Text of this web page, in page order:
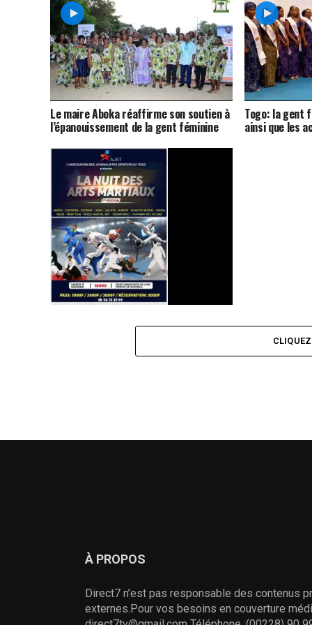
Le maire Aboka réaffirme son soutien à
l’épanouissement de la gent féminine
Togo: la gent
ainsi que les
La nuit des arts martiaux, 1ere édition :
Novembre prochain à Lomé
À PROPOS
Direct7 n’est pas responsable des contenus
externes.Pour vos besoins en couverture